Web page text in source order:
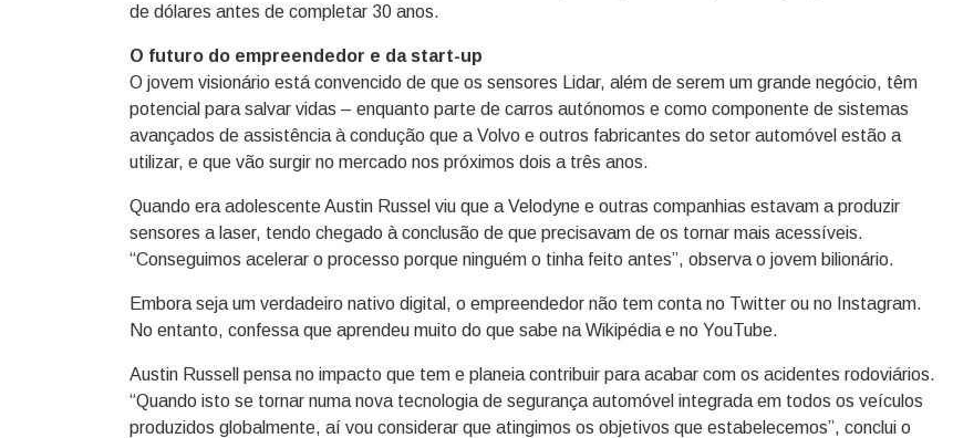
de dólares antes de completar 30 anos.
O futuro do empreendedor e da start-up
O jovem visionário está convencido de que os sensores Lidar, além de serem um grande negócio, têm
potencial para salvar vidas – enquanto parte de carros autónomos e como componente de sistemas
avançados de assistência à condução que a Volvo e outros fabricantes do setor automóvel estão a
utilizar, e que vão surgir no mercado nos próximos dois a três anos.
Quando era adolescente Austin Russel viu que a Velodyne e outras companhias estavam a produzir
sensores a laser, tendo chegado à conclusão de que precisavam de os tornar mais acessíveis.
“Conseguimos acelerar o processo porque ninguém o tinha feito antes”, observa o jovem bilionário.
Embora seja um verdadeiro nativo digital, o empreendedor não tem conta no Twitter ou no Instagram.
No entanto, confessa que aprendeu muito do que sabe na Wikipédia e no YouTube.
Austin Russell pensa no impacto que tem e planeia contribuir para acabar com os acidentes rodoviários.
“Quando isto se tornar numa nova tecnologia de segurança automóvel integrada em todos os veículos
produzidos globalmente, aí vou considerar que atingimos os objetivos que estabelecemos”, conclui o